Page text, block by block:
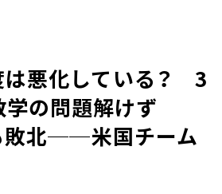
は悪化している？ 3
学の問題解けず
敗北──米国チーム